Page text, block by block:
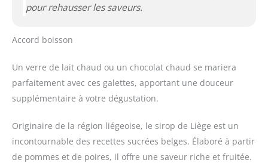
pour rehausser les saveurs.
Accord boisson
Un verre de lait chaud ou un chocolat chaud se mariera
parfaitement avec ces galettes, apportant une douceur
supplémentaire à votre dégustation.
Originaire de la région liégeoise, le sirop de Liège est un
incontournable des recettes sucrées belges. Élaboré à partir
de pommes et de poires, il offre une saveur riche et fruitée.